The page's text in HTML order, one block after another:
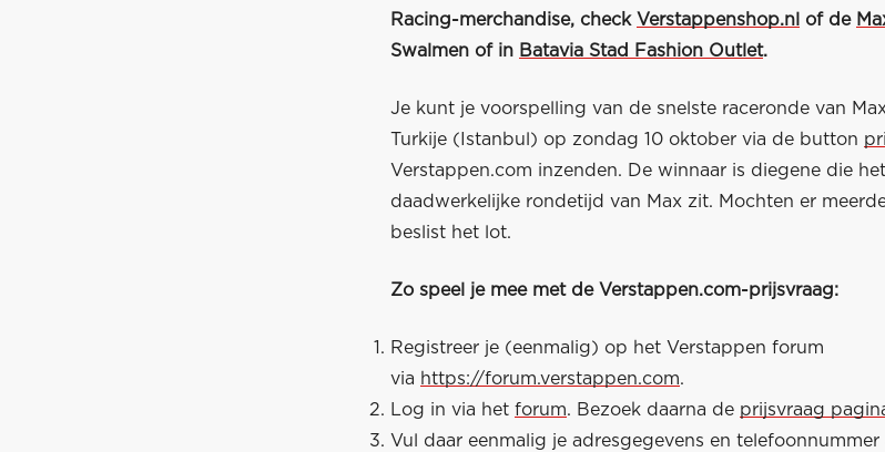
Racing-merchandise, check Verstappenshop.nl of de
Swalmen of in Batavia Stad Fashion Outlet.
Je kunt je voorspelling van de snelste raceronde van
Turkije (Istanbul) op zondag 10 oktober via de button
Verstappen.com inzenden. De winnaar is diegene die
daadwerkelijke rondetijd van Max zit. Mochten er
beslist het lot.
Zo speel je mee met de Verstappen.com-prijsvraag:
Registreer je (eenmalig) op het Verstappen forum
via https://forum.verstappen.com.
Log in via het forum. Bezoek daarna de prijsvraag
Vul daar eenmalig je adresgegevens en